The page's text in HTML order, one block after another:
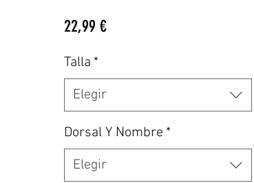
22,99 €Precio
Talla *
Elegir
Dorsal Y Nombre *
Elegir